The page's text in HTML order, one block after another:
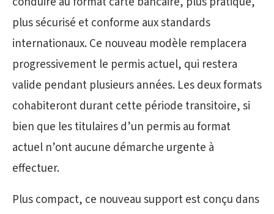
plus sécurisé et conforme aux standards
internationaux. Ce nouveau modèle remplacera
progressivement le permis actuel, qui restera
valide pendant plusieurs années. Les deux formats
cohabiteront durant cette période transitoire, si
bien que les titulaires d’un permis au format
actuel n’ont aucune démarche urgente à
effectuer.
Plus compact, ce nouveau support est conçu dans